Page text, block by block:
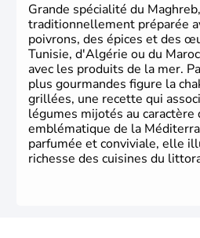
Grande spécialité du
traditionnellement préparée
poivrons, des épices et des
Tunisie, d'Algérie ou du
avec les produits de la mer.
plus gourmandes figure la
grillées, une recette qui
légumes mijotés au caractère
emblématique de la
parfumée et conviviale, elle
richesse des cuisines du